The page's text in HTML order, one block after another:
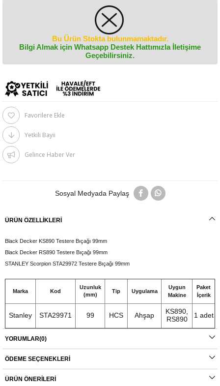
Bu Ürün Stokta bulunmamaktadır.
Bilgi Almak için Whatsapp Destek Hattımızla İletişime
Geçebilirsiniz.
Favorilere Ekle
Yetkili Bayii
Gelince Haber Ver
Sosyal Medyada Paylaş
ÜRÜN ÖZELLIKLERI
Black Decker KS890 Testere Bıçağı 99mm
Black Decker RS890 Testere Bıçağı 99mm
STANLEY Scorpion STA29972 Testere Bıçağı 99mm
Marka Kod
Uzunluk
(mm)
Tip Uygulama
Uygun
Makine
Paket
İçerik
Stanley STA29971 99 HCS Ahşap
KS890,
RS890
1 adet
YORUMLAR(0)
ÖDEME SEÇENEKLERI
ÜRÜN ÖNERILERI